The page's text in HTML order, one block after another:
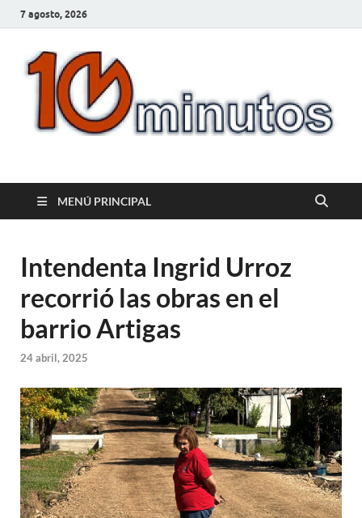
7 agosto, 2026
10minutos.com.uy
MENÚ PRINCIPAL
Intendenta Ingrid Urroz
recorrió las obras en el
barrio Artigas
24 abril, 2025